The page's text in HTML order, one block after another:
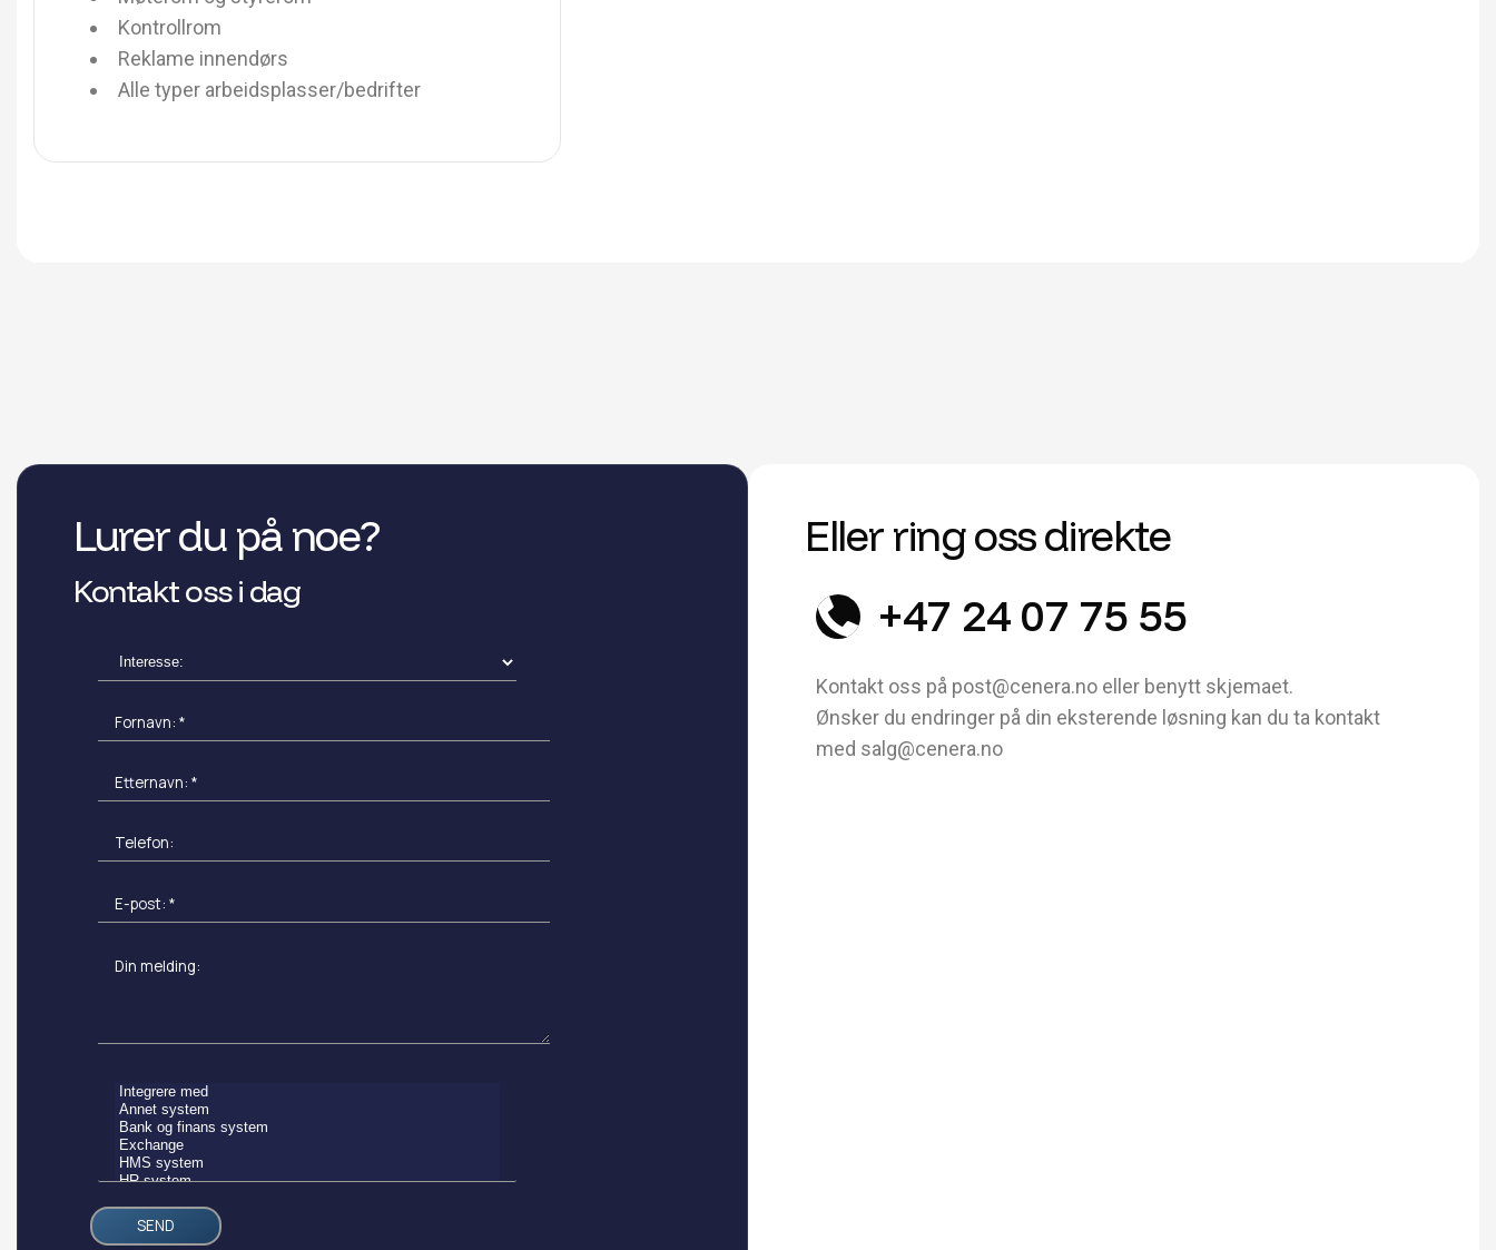
Kontrollrom
Reklame innendørs
Alle typer arbeidsplasser/bedrifter
Lurer du på noe?
Kontakt oss i dag
Eller ring oss direkte
+47 24 07 75 55
Kontakt oss på post@cenera.no eller benytt skjemaet.
Ønsker du endringer på din eksterende løsning kan du ta kontakt
med salg@cenera.no